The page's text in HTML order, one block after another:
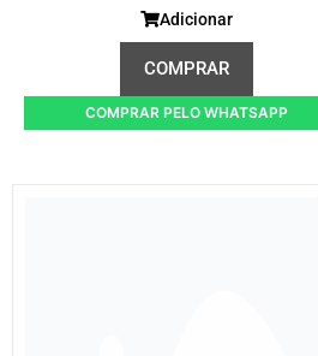
Adicionar
COMPRAR
COMPRAR PELO WHATSAPP